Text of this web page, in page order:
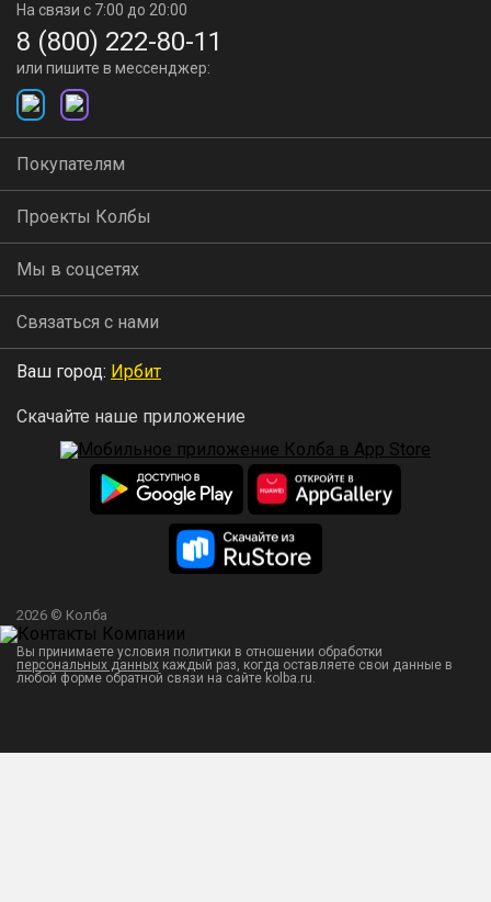
На связи с 7:00 до 20:00
8 (800) 222-80-11
или пишите в мессенджер:
Покупателям
Проекты Колбы
Мы в соцсетях
Связаться с нами
Ваш город: Ирбит
Скачайте наше приложение
2026 © Колба
Вы принимаете условия политики в отношении обработки
персональных данных каждый раз, когда оставляете свои данные в
любой форме обратной связи на сайте kolba.ru.